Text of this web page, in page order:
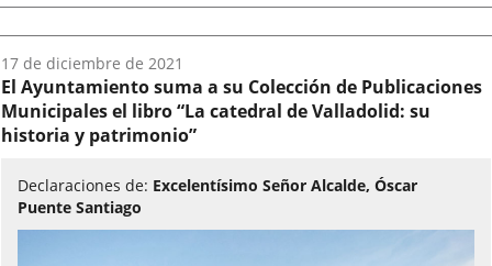
Fecha
del
audio:
17 de diciembre de 2021
El Ayuntamiento suma a su Colección de Publicaciones
Municipales el libro “La catedral de Valladolid: su
historia y patrimonio”
Declaraciones de: Excelentísimo Señor Alcalde, Óscar
Puente Santiago